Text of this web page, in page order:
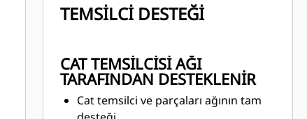
düşürülmesine yardımcı olur.
TEMSİLCİ DESTEĞİ
CAT TEMSİLCİSİ AĞI
TARAFINDAN DESTEKLENİR
Cat temsilci ve parçaları ağının tam